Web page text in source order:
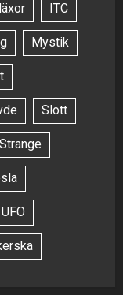
ITC
Mystik
Slott
Strange
UFO